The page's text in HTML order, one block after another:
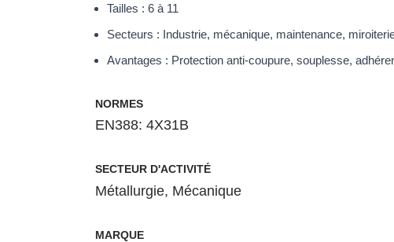
Tailles : 6 à 11
Secteurs : Industrie, mécanique, maintenance,
Avantages : Protection anti-coupure, souplesse,
NORMES
EN388: 4X31B
SECTEUR D'ACTIVITÉ
Métallurgie, Mécanique
MARQUE